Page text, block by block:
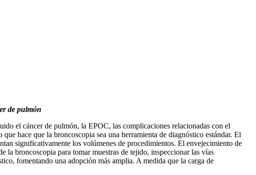
de pulmón
el cáncer de pulmón, la EPOC, las complicaciones relacionadas con el
hace que la broncoscopia sea una herramienta de diagnóstico estándar. El
significativamente los volúmenes de procedimientos. El envejecimiento de
la broncoscopia para tomar muestras de tejido, inspeccionar las vías
fomentando una adopción más amplia. A medida que la carga de